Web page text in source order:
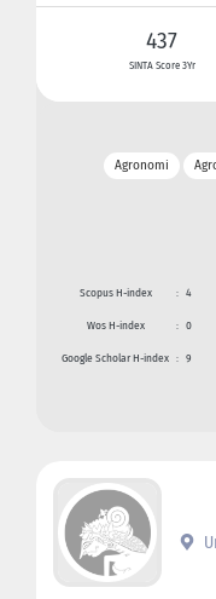
437
SINTA Score 3Yr
Agronomi
Scopus H-index : 4
Wos H-index : 0
Google Scholar H-index : 9